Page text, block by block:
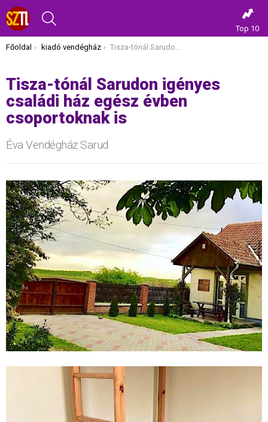
Top 10
Itt vagy most:
Főoldal kiadó vendégház Tisza-tónál Sarudon igényes családi ház egész évben csoportoknak is
Tisza-tónál Sarudon igényes
családi ház egész évben
csoportoknak is
Éva Vendégház Sarud